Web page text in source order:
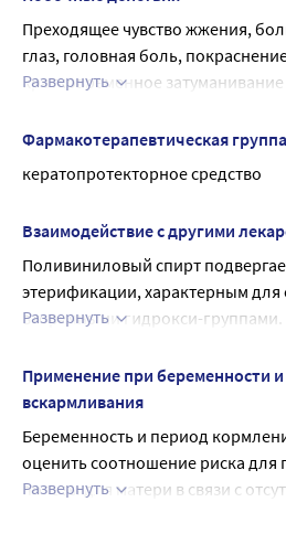
Преходящее чувство жжения,
глаз, головная боль,
кратковременное
Развернуть
Фармакотерапевтическая группа
кератопротекторное средство
Взаимодействие с другими
Поливиниловый спирт
этерификации, характерным для
вторичными гидрокси-группами.
слабых кислотах и щелочах. В
вещество несовместимо с
особенно фосфатами и
5 % поливинилового спирта
реакцией с фосфатами.
поливинилового спирта может
Развернуть
Применение при беременности
вскармливания
Беременность и период
оценить соотношение риска для
пользы для матери в связи с
Развернуть